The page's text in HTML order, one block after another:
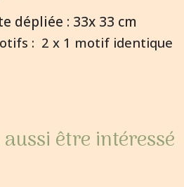
dépliée : 33x 33 cm
: 2 x 1 motif identique
être intéressé